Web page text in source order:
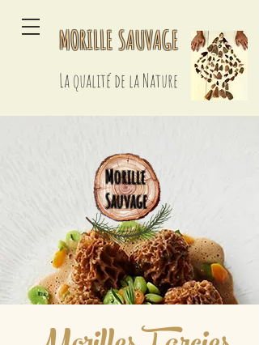
MORILLE SAUVAGE
La qualité de la Nature
Morille
Sauvage